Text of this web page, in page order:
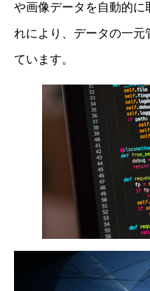
や画像データを自動的に
れにより、データの一元
ています。